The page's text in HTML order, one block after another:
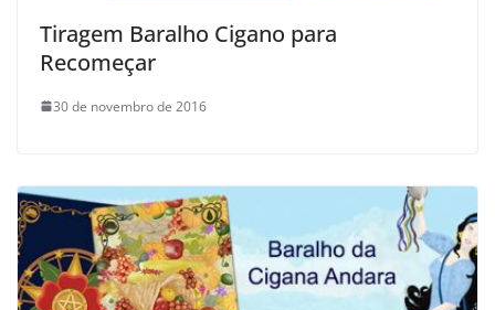
Tiragem Baralho Cigano para
Recomeçar
30 de novembro de 2016